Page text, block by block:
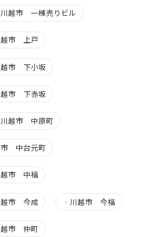
川越市 一棟売りビル
越市 上戸
越市 下小坂
越市 下赤坂
川越市 中原町
市 中台元町
越市 中福
越市 今成 ・ 川越市 今福
越市 仲町